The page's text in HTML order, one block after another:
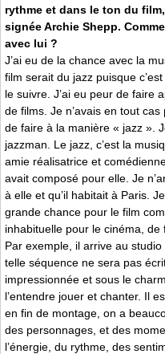
rythme et dans le ton du
signée Archie Shepp.
avec lui ?
J’ai eu de la chance avec la
film serait du jazz puisque
le suivre. J’ai eu peur de faire
de films. Je n’avais en tout
de faire à la manière « jazz ».
jazzman. Le jazz, c’est la
amie réalisatrice et
avait composé pour elle. Je
à elle et qu’il habitait à Paris.
grande chance pour le film
inhabituelle pour le cinéma, de
Par exemple, il arrive au
telle séquence ne sera pas
impressionnée et sous le
l’entendre jouer et chanter. Il
en fin de montage, on a
des personnages, et des
l’énergie, du rythme, des